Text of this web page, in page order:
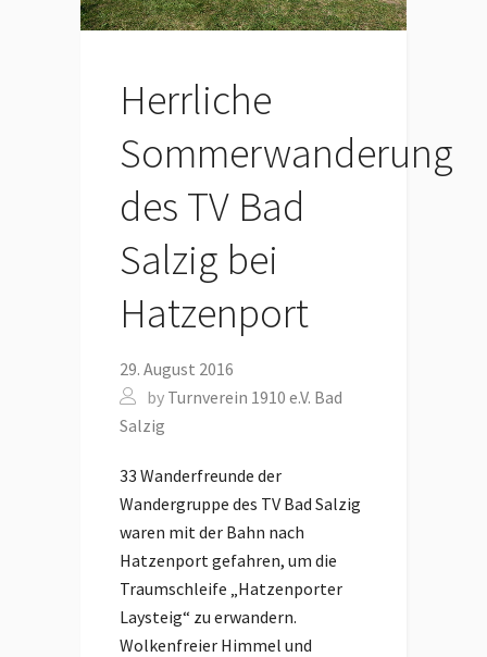
Herrliche
Sommerwanderung
des TV Bad
Salzig bei
Hatzenport
29. August 2016
by Turnverein 1910 e.V. Bad
Salzig
33 Wanderfreunde der
Wandergruppe des TV Bad Salzig
waren mit der Bahn nach
Hatzenport gefahren, um die
Traumschleife „Hatzenporter
Laysteig“ zu erwandern.
Wolkenfreier Himmel und